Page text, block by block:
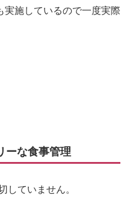
実施しているので一度実際
ーな食事管理
していません。